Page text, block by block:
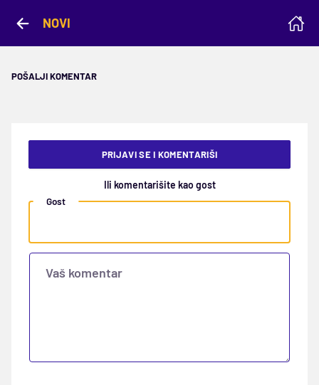
NOVI
POŠALJI KOMENTAR
PRIJAVI SE I KOMENTARIŠI
Ili komentarišite kao gost
Gost
Vaš komentar